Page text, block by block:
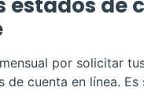
estados de
por solicitar
de cuenta en línea.